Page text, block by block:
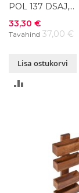
POL 137 DSAJ,
143x23,5xK16,5 cm
Soodushind
33,30 €
Tavahind 37,00 €
Lisa ostukorvi